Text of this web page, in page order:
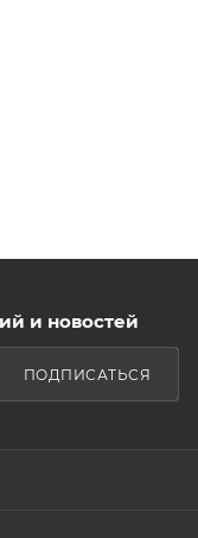
и новостей
ПОДПИСАТЬСЯ